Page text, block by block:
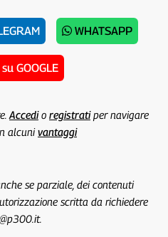
WHATSAPP
GOOGLE
Accedio registratiper navigare
alcunivantaggi
se parziale, dei contenuti
scritta da richiedere